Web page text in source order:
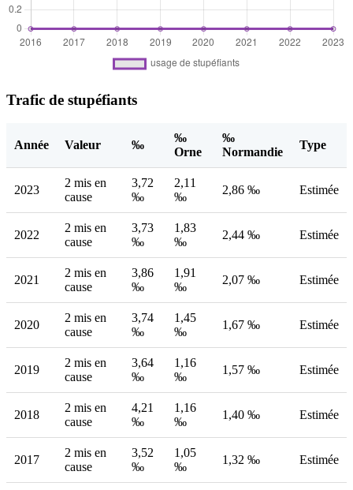
Trafic de stupéfiants
Année Valeur ‰
‰
Orne
‰
Normandie
Type
2023
2 mis en
cause
3,72
‰
2,11
‰
2,86 ‰ Estimée
2022
2 mis en
cause
3,73
‰
1,83
‰
2,44 ‰ Estimée
2021
2 mis en
cause
3,86
‰
1,91
‰
2,07 ‰ Estimée
2020
2 mis en
cause
3,74
‰
1,45
‰
1,67 ‰ Estimée
2019
2 mis en
cause
3,64
‰
1,16
‰
1,57 ‰ Estimée
2018
2 mis en
cause
4,21
‰
1,16
‰
1,40 ‰ Estimée
2017
2 mis en
cause
3,52
‰
1,05
‰
1,32 ‰ Estimée